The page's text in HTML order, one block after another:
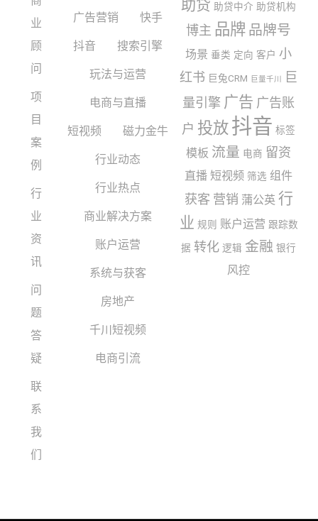
业
顾
问
项
目
案
例
行
业
资
讯
问
题
答
疑
联
系
我
们
广告营销 快手
抖音 搜索引擎
玩法与运营
电商与直播
短视频 磁力金牛
行业动态
行业热点
商业解决方案
账户运营
系统与获客
房地产
千川短视频
电商引流
助贷 助贷中介 助贷机构
博主 品牌 品牌号
场景 垂类 定向 客户 小
红书 巨兔CRM 巨量千川
巨
量引擎 广告 广告账
户 投放抖音 标签
模板 流量 电商 留资
直播 短视频 筛选 组件
获客 营销 蒲公英 行
业 规则 账户运营 跟踪数
据 转化 逻辑 金融 银行
风控